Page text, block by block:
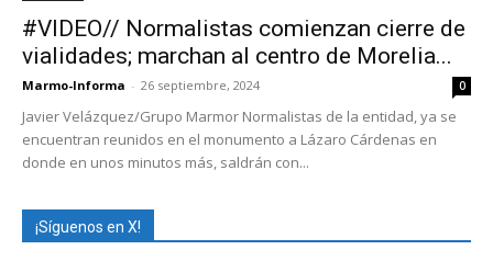
#VIDEO// Normalistas comienzan cierre de
vialidades; marchan al centro de Morelia...
Marmo-Informa - 26 septiembre, 2024 0
Javier Velázquez/Grupo Marmor Normalistas de la entidad, ya se
encuentran reunidos en el monumento a Lázaro Cárdenas en
donde en unos minutos más, saldrán con...
¡Síguenos en X!